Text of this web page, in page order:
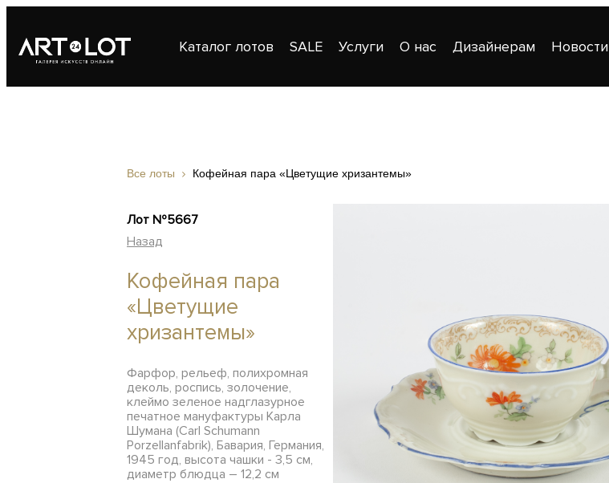
Каталог лотов SALE Услуги О нас Дизайнерам Новости
Все лоты Кофейная пара «Цветущие хризантемы»
Лот №5667
Назад
Кофейная пара
«Цветущие
хризантемы»
Фарфор, рельеф, полихромная
деколь, роспись, золочение,
клеймо зеленое надглазурное
печатное мануфактуры Карла
Шумана (Carl Schumann
Porzellanfabrik), Бавария, Германия,
1945 год, высота чашки - 3,5 см,
диаметр блюдца – 12,2 см